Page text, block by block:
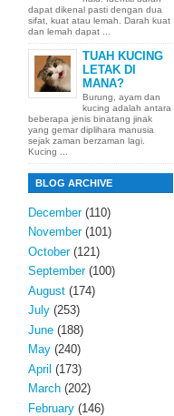
dapat dikenal pasti dengan dua
sifat, kuat atau lemah. Darah kuat
dan lemah dapat ...
TUAH KUCING
LETAK DI
MANA?
Burung, ayam dan
kucing adalah antara
beberapa jenis binatang jinak
yang gemar diplihara manusia
sejak zaman berzaman lagi.
Kucing ...
BLOG ARCHIVE
December(110)
November(101)
October(121)
September(100)
August (174)
July (253)
June (188)
May (240)
April (173)
March (202)
February (146)